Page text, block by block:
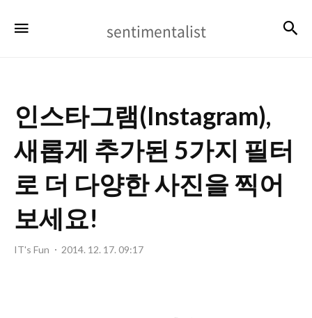
sentimentalist
인스타그램(Instagram),
새롭게 추가된 5가지 필터
로 더 다양한 사진을 찍어
보세요!
IT's Fun 2014. 12. 17. 09:17